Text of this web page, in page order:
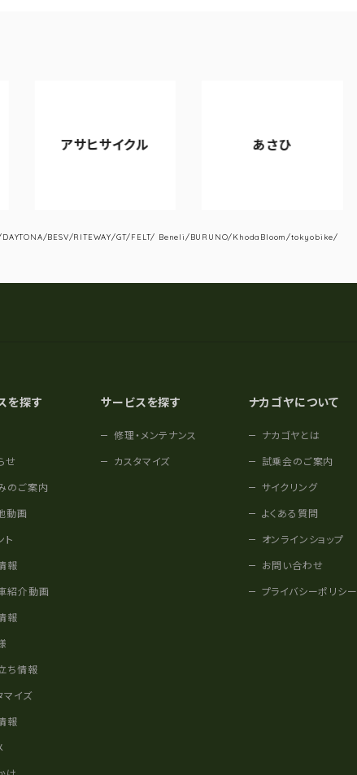
サヒサイクル
BESV/RITEWAY/GT/FELT/ Beneli/BURUNO/KhodaBloom/tokyobike/
を探す
せ
のご案内
動画
ト
報
紹介動画
報
ち情報
マイズ
報
サービスを探す
修理・メンテナンス
カスタマイズ
ナカゴヤについて
ナカゴヤとは
試乗会のご案内
サイクリング
よくある質問
オンラインショップ
お問い合わせ
プライバシーポリシー